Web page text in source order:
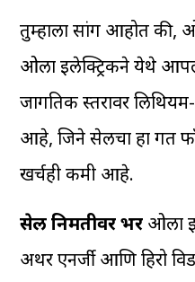
तुम्हाला सांग आहोत की,
ओला इलेक्ट्रिकने येथे
जागतिक स्तरावर
आहे, जिने सेलचा हा प्रगत
खर्चही कमी आहे.
सेल निर्मितीवर भर ओला
अथर एनर्जी आणि हिरो